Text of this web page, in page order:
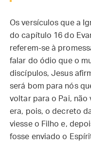
Os versículos que a
do capítulo 16 do
referem-se à
falar do ódio que o
discípulos, Jesus
será bom para nós
voltar para o Pai, não
era, pois, o decreto
viesse o Filho e,
fosse enviado o